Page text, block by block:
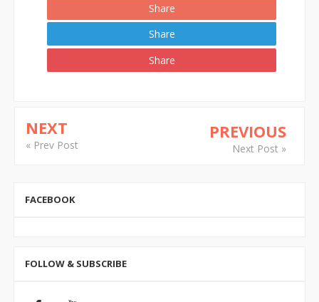
Share
Share
Share
NEXT
« Prev Post
PREVIOUS
Next Post »
FACEBOOK
FOLLOW & SUBSCRIBE